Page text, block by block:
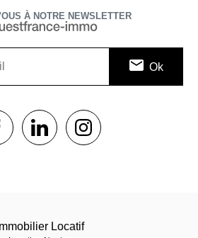
À NOTRE NEWSLETTER
1$s 1$s
Immobilier Locatif